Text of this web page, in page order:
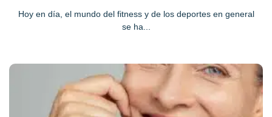
Hoy en día, el mundo del fitness y de los deportes en general
se ha...